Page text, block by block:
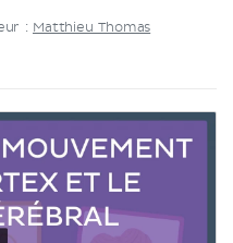
: Matthieu Thomas